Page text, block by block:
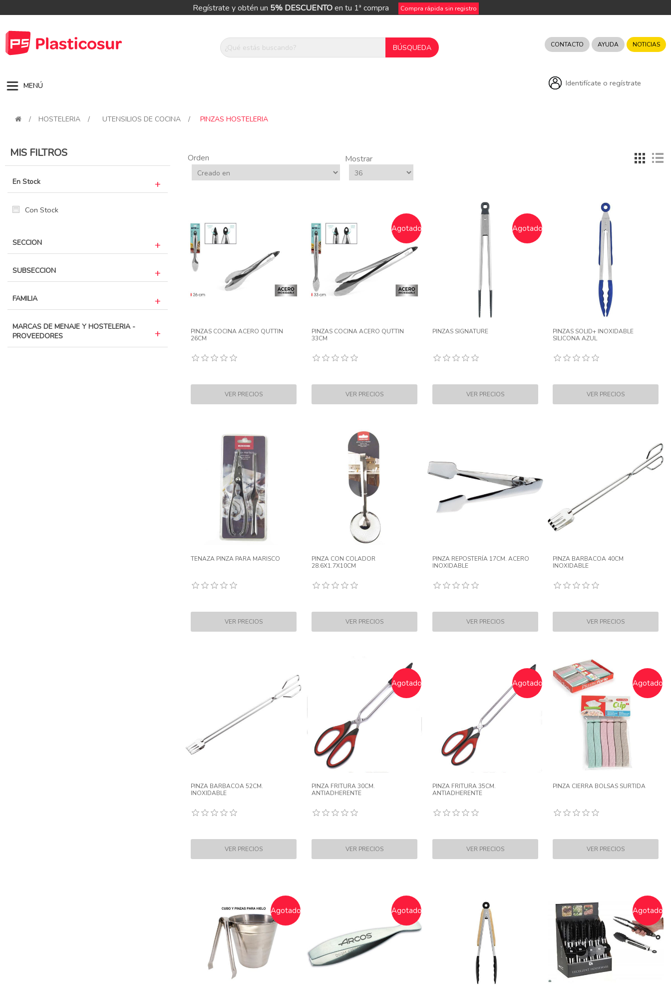
Regístrate y obtén un 5% DESCUENTOen tu 1ª compra Compra rápida sin registro
CONTACTO AYUDA NOTICIAS
Identifícate o regístrate
MENÚ
/ HOSTELERIA / UTENSILIOS DE COCINA / PINZAS HOSTELERIA
MIS FILTROS
En Stock
Con Stock
SECCION
SUBSECCION
FAMILIA
MARCAS DE MENAJE Y HOSTELERIA -
PROVEEDORES
Orden Mostrar
PINZAS COCINA ACERO QUTTIN
26CM
Agotado
PINZAS COCINA ACERO QUTTIN
33CM
Agotado
PINZAS SIGNATURE
PINZAS SOLID+ INOXIDABLE
SILICONA AZUL
TENAZA PINZA PARA MARISCO
PINZA CON COLADOR
28.6X1.7X10CM
PINZA REPOSTERÍA 17CM. ACERO
INOXIDABLE
PINZA BARBACOA 40CM
INOXIDABLE
PINZA BARBACOA 52CM.
INOXIDABLE
Agotado
PINZA FRITURA 30CM.
ANTIADHERENTE
Agotado
PINZA FRITURA 35CM.
ANTIADHERENTE
Agotado
PINZA CIERRA BOLSAS SURTIDA
Agotado Agotado Agotado